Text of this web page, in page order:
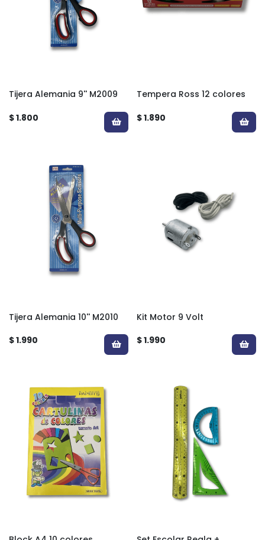
Tijera Alemania 9'' M2009
$ 1.800
Tempera Ross 12 colores
$ 1.890
Tijera Alemania 10'' M2010
$ 1.990
Kit Motor 9 Volt
$ 1.990